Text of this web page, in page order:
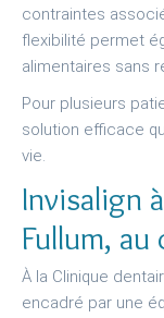
contraintes
flexibilité permet
alimentaires sans
Pour plusieurs
solution efficace
vie.
Invisalign
Fullum,
À la Clinique
encadré par une